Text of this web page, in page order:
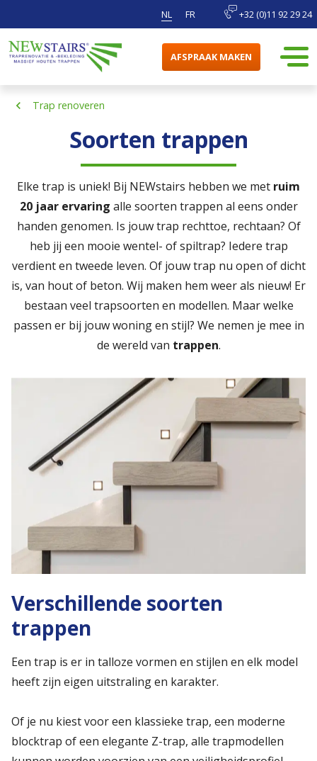
NL FR +32 (0)11 92 29 24
AFSPRAAK MAKEN
Trap renoveren
Soorten trappen
Elke trap is uniek! Bij NEWstairs hebben we met ruim
20 jaar ervaring alle soorten trappen al eens onder
handen genomen. Is jouw trap rechttoe, rechtaan? Of
heb jij een mooie wentel- of spiltrap? Iedere trap
verdient en tweede leven. Of jouw trap nu open of dicht
is, van hout of beton. Wij maken hem weer als nieuw! Er
bestaan veel trapsoorten en modellen. Maar welke
passen er bij jouw woning en stijl? We nemen je mee in
de wereld van trappen.
Verschillende soorten
trappen
Een trap is er in talloze vormen en stijlen en elk model
heeft zijn eigen uitstraling en karakter.
Of je nu kiest voor een klassieke trap, een moderne
blocktrap of een elegante Z-trap, alle trapmodellen